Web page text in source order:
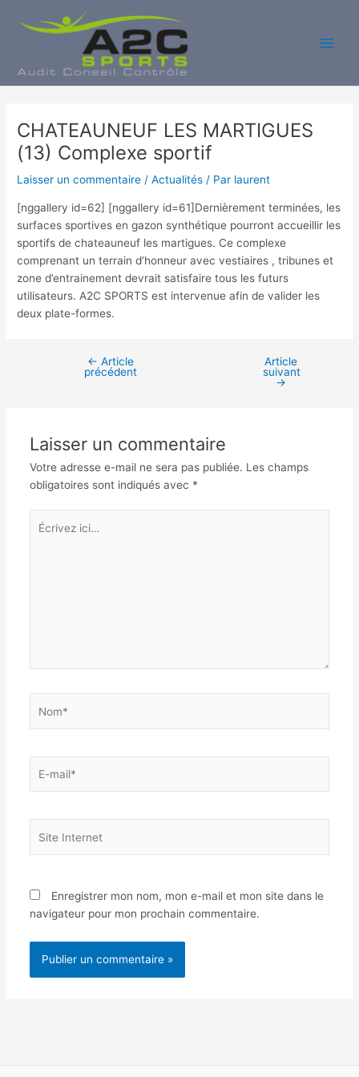
CHATEAUNEUF LES MARTIGUES
(13) Complexe sportif
Laisser un commentaire /Actualités / Par laurent
[nggallery id=62] [nggallery id=61]Dernièrement terminées, les
surfaces sportives en gazon synthétique pourront accueillir les
sportifs de chateauneuf les martigues. Ce complexe
comprenant un terrain d’honneur avec vestiaires , tribunes et
zone d’entrainement devrait satisfaire tous les futurs
utilisateurs. A2C SPORTS est intervenue afin de valider les
deux plate-formes.
Navigation
← Article
précédent
Article
suivant
→
Laisser un commentaire
Votre adresse e-mail ne sera pas publiée. Les champs
obligatoires sont indiqués avec *
Écrivez
ici…
mail*
Internet
Enregistrer mon nom, mon e-mail et mon site dans le
navigateur pour mon prochain commentaire.